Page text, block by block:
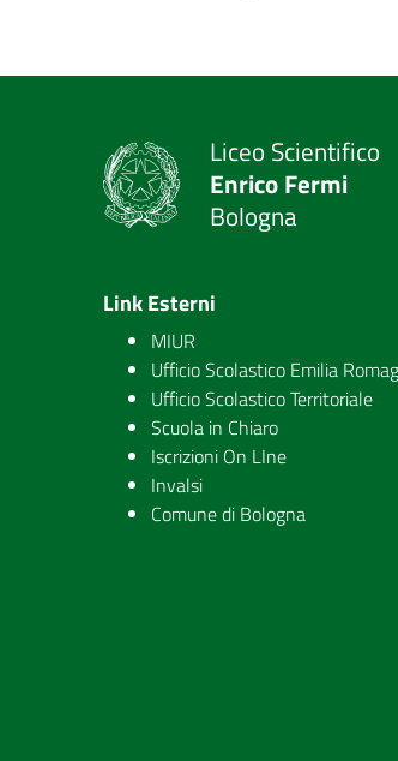
Liceo Scientifico
Enrico Fermi
Bologna
Link Esterni
MIUR
Ufficio Scolastico Emilia
Ufficio Scolastico Territoriale
Scuola in Chiaro
Iscrizioni On LIne
Invalsi
Comune di Bologna